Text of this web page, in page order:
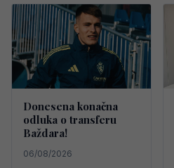
Donesena konačna
odluka o transferu
Baždara!
06/08/2026